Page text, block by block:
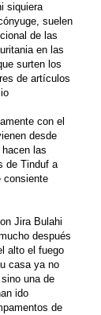
siquiera
suelen
de las
en las
surten los
de artículos
con el
desde
las
de Tinduf a
consiente
Jira Bulahi
después
alto el fuego
casa ya no
una de
ido
de